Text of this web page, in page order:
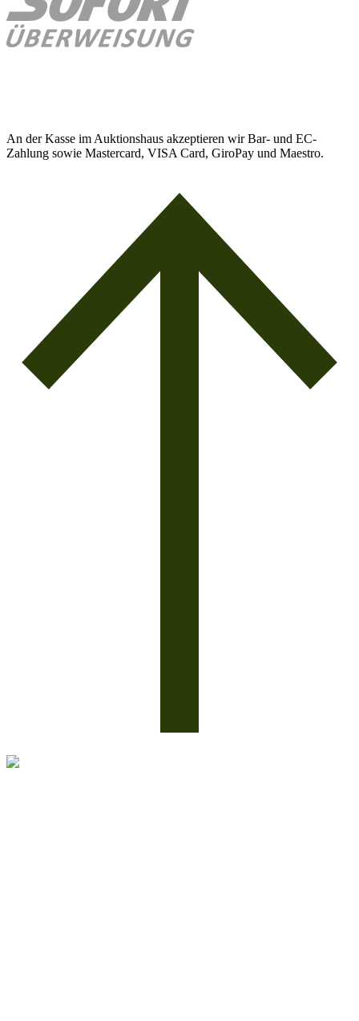
An der Kasse im Auktionshaus akzeptieren wir Bar- und EC-
Zahlung sowie Mastercard, VISA Card, GiroPay und Maestro.